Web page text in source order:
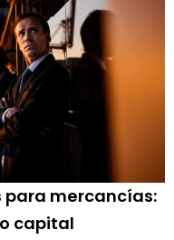
mercancías:
capital